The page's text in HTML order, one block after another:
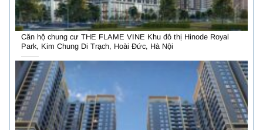
Căn hộ chung cư THE FLAME VINE Khu đô thị Hinode Royal
Park, Kim Chung Di Trạch, Hoài Đức, Hà Nội